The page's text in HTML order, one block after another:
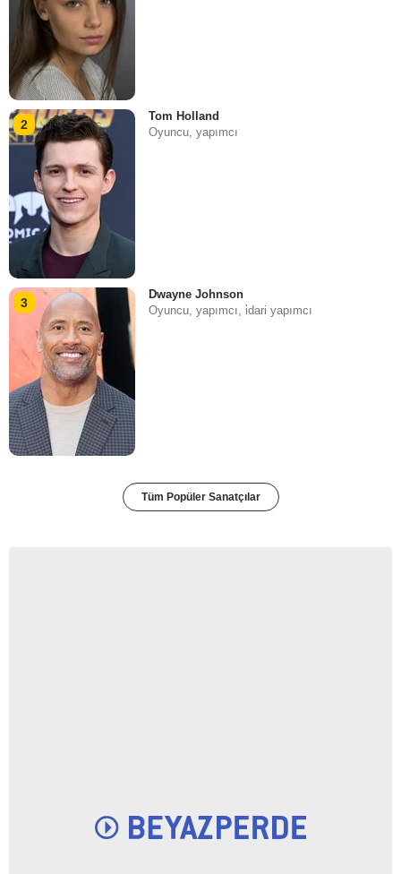
2
Tom Holland
Oyuncu, yapımcı
3
Dwayne Johnson
Oyuncu, yapımcı, i̇dari yapımcı
Tüm Popüler Sanatçılar